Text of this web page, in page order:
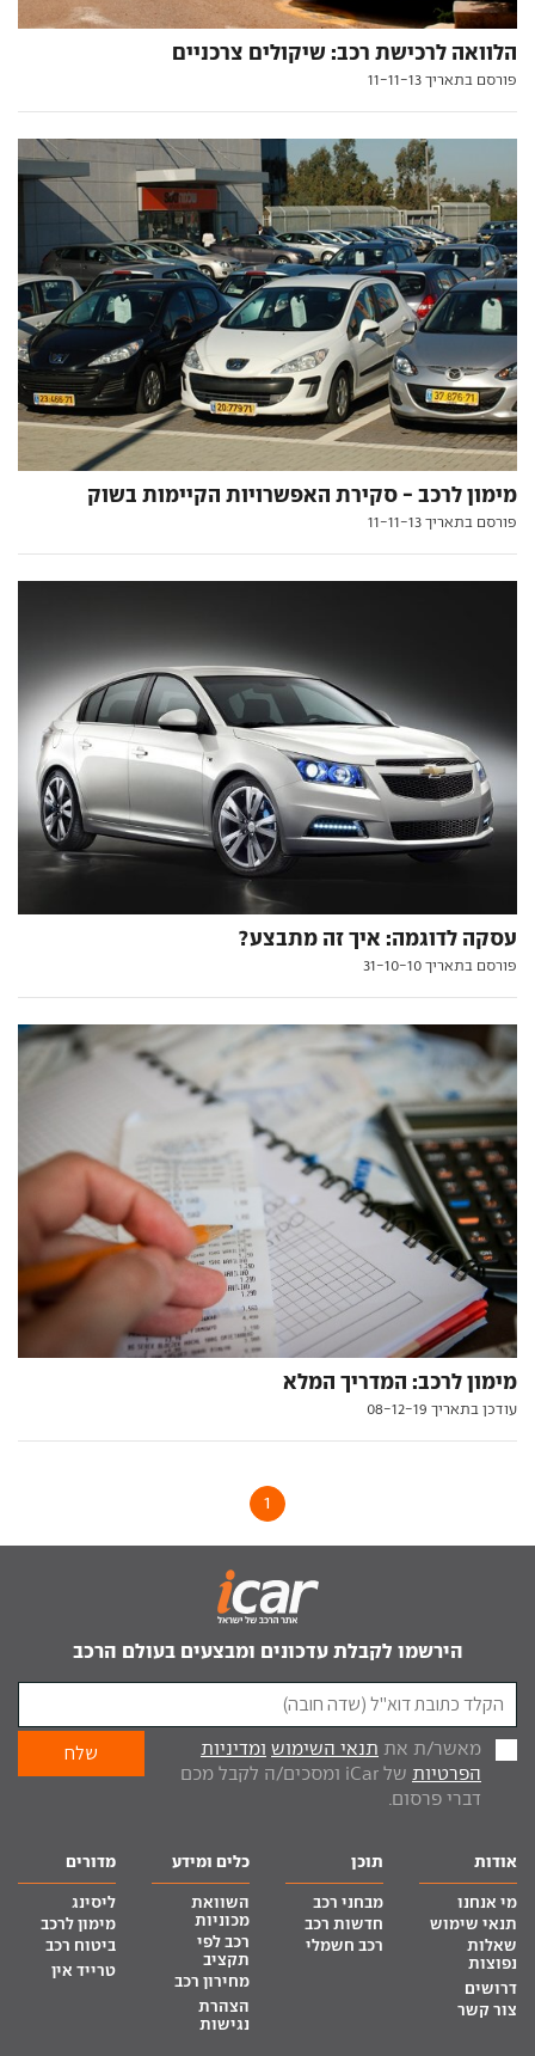
הלוואה לרכישת רכב: שיקולים צרכניים
פורסם בתאריך 11-11-13
מימון לרכב - סקירת האפשרויות הקיימות בשוק
פורסם בתאריך 11-11-13
עסקה לדוגמה: איך זה מתבצע?
פורסם בתאריך 31-10-10
מימון לרכב: המדריך המלא
עודכן בתאריך 08-12-19
1
הירשמו לקבלת עדכונים ומבצעים בעולם הרכב
מאשר/ת את תנאי השימוש ומדיניות
הפרטיות
של iCar ומסכים/ה לקבל מכם
דברי פרסום.
אודות
מי אנחנו
תנאי שימוש
שאלות
נפוצות
דרושים
צור קשר
תוכן
מבחני רכב
חדשות רכב
רכב חשמלי
כלים ומידע
השוואת
מכוניות
רכב לפי
תקציב
מחירון רכב
הצהרת
נגישות
מדורים
ליסינג
מימון לרכב
ביטוח רכב
טרייד אין